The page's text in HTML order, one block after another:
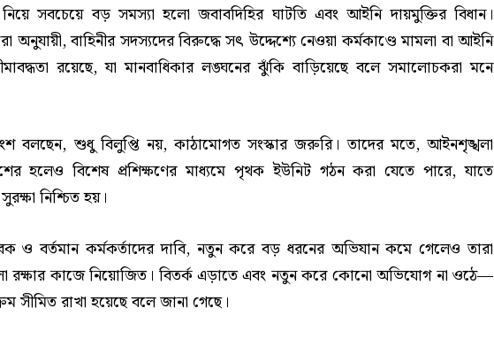
সবচেয়ে বড় সমস্যা হলো জবাবদিহির ঘাটতি এবং আইনি দায়মুক্তির বিধান।
অনুযায়ী, বাহিনীর সদস্যদের বিরুদ্ধে সৎ উদ্দেশ্যে নেওয়া কর্মকাণ্ডে মামলা বা আইনি
রয়েছে, যা মানবাধিকার লঙ্ঘনের ঝুঁকি বাড়িয়েছে বলে সমালোচকরা মনে
বলছেন, শুধু বিলুপ্তি নয়, কাঠামোগত সংস্কার জরুরি। তাদের মতে, আইনশৃঙ্খলা
হলেও বিশেষ প্রশিক্ষণের মাধ্যমে পৃথক ইউনিট গঠন করা যেতে পারে, যাতে
নিশ্চিত হয়।
ও বর্তমান কর্মকর্তাদের দাবি, নতুন করে বড় ধরনের অভিযান কমে গেলেও তারা
রক্ষার কাজে নিয়োজিত। বিতর্ক এড়াতে এবং নতুন করে কোনো অভিযোগ না ওঠে—
সীমিত রাখা হয়েছে বলে জানা গেছে।